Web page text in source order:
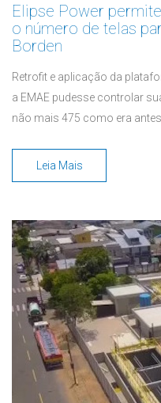
Elipse Power
o número de telas
Borden
Retrofit e aplicação da
a EMAE pudesse controlar
não mais 475 como era
Leia Mais